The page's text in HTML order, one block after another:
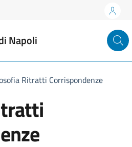
Napoli
Ritratti Corrispondenze